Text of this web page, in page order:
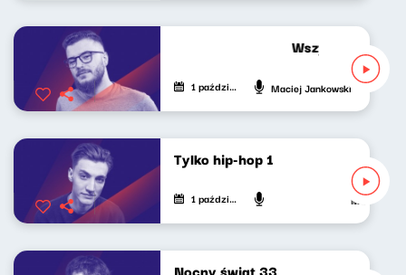
Wszystko gra
1 października 2021 Maciej Jankowski
Tylko hip-hop 1
1 października 2021 Mateusz
Nocny świat 33